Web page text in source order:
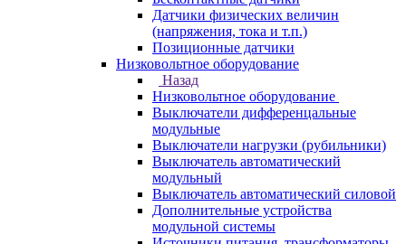
Датчики физических величин
(напряжения, тока и т.п.)
Позиционные датчики
Низковольтное оборудование
Назад
Низковольтное оборудование
Выключатели дифференцальные
модульные
Выключатели нагрузки (рубильники)
Выключатель автоматический
модульный
Выключатель автоматический силовой
Дополнительные устройства
модульной системы